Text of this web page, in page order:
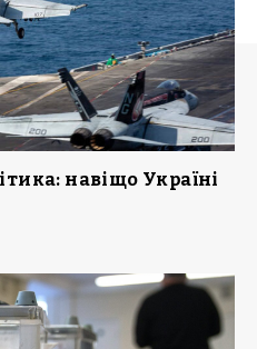
навіщо Україні